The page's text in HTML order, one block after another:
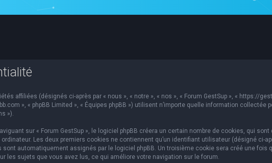
affiliées (désignés ci-après par « nous », « notre », « nos », « Forum GestSup », « https://
», « phpBB Limited », « Équipes phpBB ») utilisent n’importe quelle information collectée
»).
sur « Forum GestSup », le logiciel phpBB créera un certain nombre de cookies, qui
Les deux premiers cookies ne contiennent qu’un identifiant utilisateur (désigné ci-
automatiquement assignés par le logiciel phpBB. Un troisième cookie sera créé une fois
les sujets que vous avez lus, ce qui améliore votre navigation sur le forum.